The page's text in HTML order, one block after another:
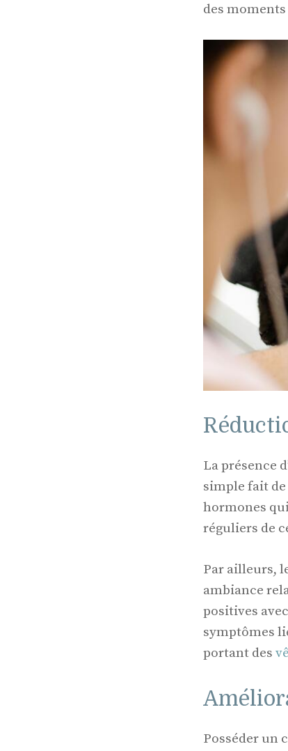
des
La présence
simple fait
hormones
réguliers de
Par ailleurs,
ambiance
positives
symptômes
portant des
Posséder un